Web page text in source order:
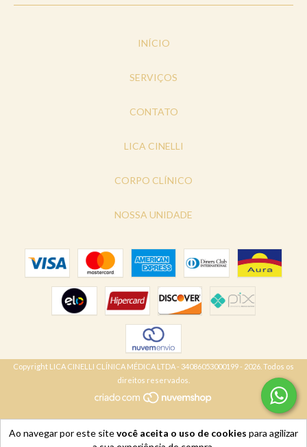
Ao navegar por este sitevocê aceita o uso de cookies para agilizar
INÍCIO
SERVIÇOS
CONTATO
LICA CINELLI
CORPO CLÍNICO
NOSSA UNIDADE
Copyright LICA CINELLI CLÍNICA MÉDICA LTDA - 34086053000199 - 2026. Todos os
direitos reservados.